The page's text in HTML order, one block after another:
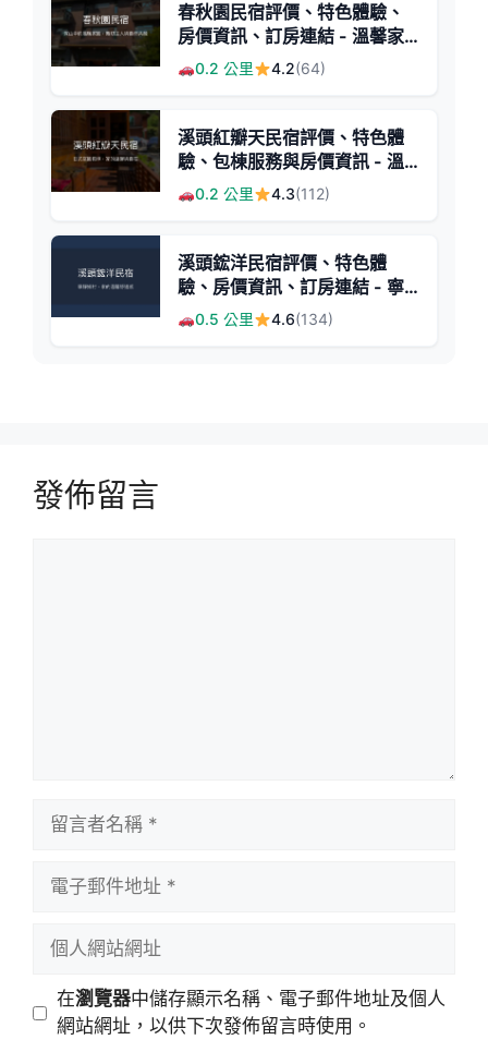
春秋園民宿評價、特色體驗、
房價資訊、訂房連結 - 溫馨家
庭式住宿
0.2 公里 4.2(64)
溪頭紅瓣天民宿評價、特色體
驗、包棟服務與房價資訊 - 溫
馨日式庭園包棟
0.2 公里 4.3(112)
溪頭鋐洋民宿評價、特色體
驗、房價資訊、訂房連結 - 寧
靜舒適的鄉村風民宿
0.5 公里 4.6(134)
發佈留言
址
站
在瀏覽器中儲存顯示名稱、電子郵件地址及個人
網站網址，以供下次發佈留言時使用。